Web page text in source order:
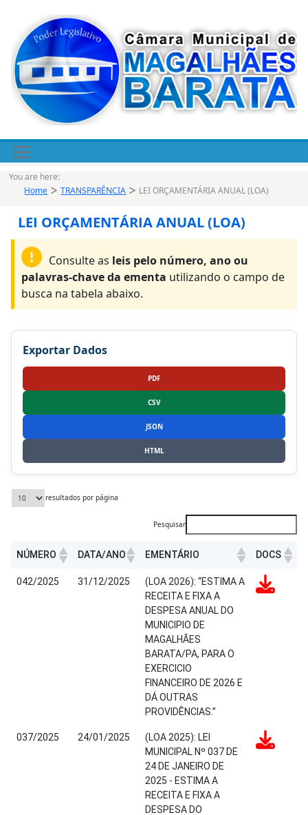
conteúdo
You are here:
Home
TRANSPARÊNCIA LEI ORÇAMENTÁRIA ANUAL (LOA)
LEI ORÇAMENTÁRIA ANUAL (LOA)
Consulte as leis pelo número, ano ou
palavras-chave da ementa utilizando o campo de
busca na tabela abaixo.
Exportar Dados
PDF
CSV
JSON
HTML
resultados por página
Pesquisar
NÚMERO DATA/ANO EMENTÁRIO DOCS
042/2025 31/12/2025
(LOA 2026): “ESTIMA A
RECEITA E FIXA A
DESPESA ANUAL DO
MUNICIPIO DE
MAGALHÃES
BARATA/PA, PARA O
EXERCICIO
FINANCEIRO DE 2026 E
DÁ OUTRAS
PROVIDÊNCIAS.”
037/2025 24/01/2025
(LOA 2025): LEI
MUNICIPAL Nº 037 DE
24 DE JANEIRO DE
2025 - ESTIMA A
RECEITA E FIXA A
DESPESA DO